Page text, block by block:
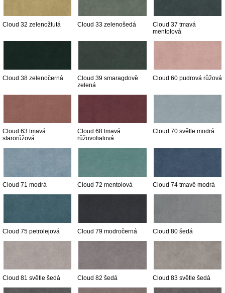
Cloud 32 zelenožlutá Cloud 33 zelenošedá
Cloud 37 tmavá
mentolová
Cloud 38 zelenočerná
Cloud 39 smaragdově
zelená
Cloud 60 pudrová růžová
Cloud 63 tmavá
starorůžová
Cloud 68 tmavá
růžovofialová
Cloud 70 světle modrá
Cloud 71 modrá Cloud 72 mentolová Cloud 74 tmavě modrá
Cloud 75 petrolejová Cloud 79 modročerná Cloud 80 šedá
Cloud 81 světle šedá Cloud 82 šedá Cloud 83 světle šedá